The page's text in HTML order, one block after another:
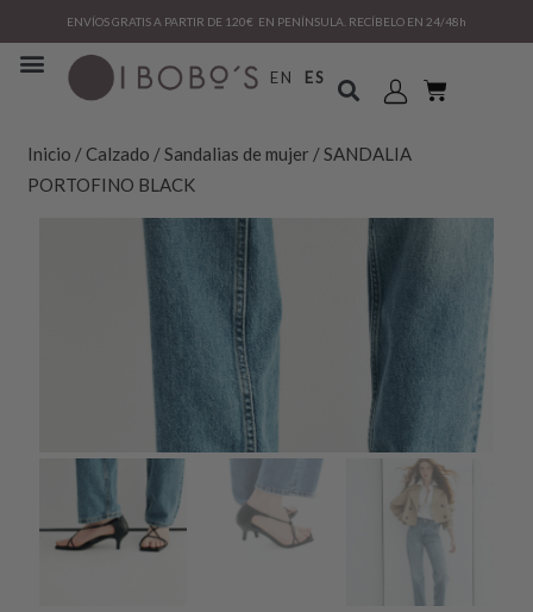
ENVÍOS GRATIS A PARTIR DE 120€ EN PENÍNSULA. RECÍBELO EN 24/48h
EN ES
Inicio / Calzado /Sandalias de mujer / SANDALIA
PORTOFINO BLACK